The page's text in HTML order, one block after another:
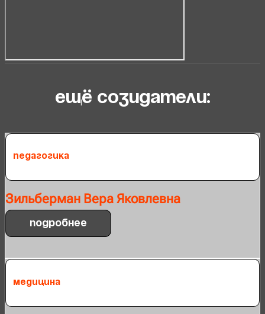
ещё созидатели:
Педагогика
Зильберман Вера Яковлевна
Подробнее
Медицина